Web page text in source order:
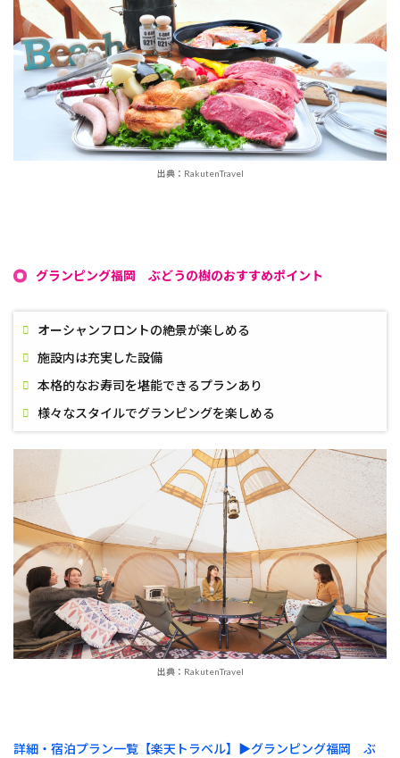
出典：RakutenTravel
グランピング福岡 ぶどうの樹のおすすめポイント
オーシャンフロントの絶景が楽しめる
施設内は充実した設備
本格的なお寿司を堪能できるプランあり
様々なスタイルでグランピングを楽しめる
出典：RakutenTravel
詳細・宿泊プラン一覧【楽天トラベル】▶︎グランピング福岡 ぶ